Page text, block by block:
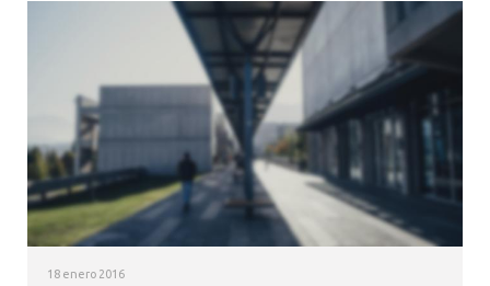
18 enero 2016